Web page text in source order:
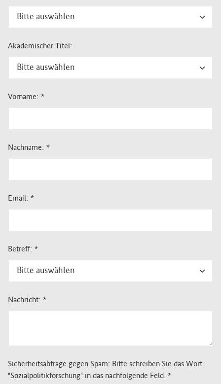
Akademischer Titel:
Vorname: *
Nachname: *
Email: *
Betreff: *
Nachricht: *
Sicherheitsabfrage gegen Spam: Bitte schreiben Sie das Wort
"Sozialpolitikforschung" in das nachfolgende Feld. *